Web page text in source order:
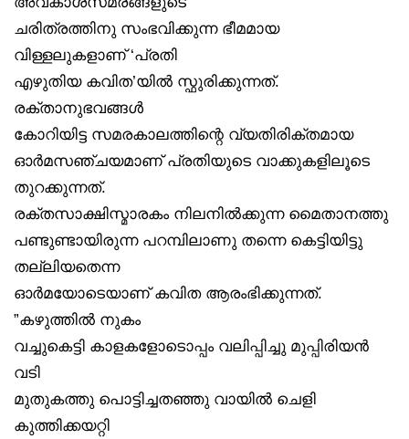
ചരിത്രത്തിനു സംഭവിക്കുന്ന ഭീമമായ
വിള്ളലുകളാണ് ‘പ്രതി
എഴുതിയ കവിത’യിൽ സ്ഫുരിക്കുന്നത്.
രക്താനുഭവങ്ങൾ
കോറിയിട്ട സമരകാലത്തിന്റെ വ്യതിരിക്തമായ
ഓർമസഞ്ചയമാണ് പ്രതിയുടെ വാക്കുകളിലൂടെ
തുറക്കുന്നത്.
രക്തസാക്ഷിസ്മാരകം നിലനിൽക്കുന്ന മൈതാനത്തു
പണ്ടുണ്ടായിരുന്ന പറമ്പിലാണു തന്നെ കെട്ടിയിട്ടു
തല്ലിയതെന്ന
ഓർമയോടെയാണ് കവിത ആരംഭിക്കുന്നത്.
”കഴുത്തിൽ നുകം
വച്ചുകെട്ടി കാളകളോടൊപ്പം വലിപ്പിച്ചു മുപ്പിരിയൻ
വടി
മുതുകത്തു പൊട്ടിച്ചതഞ്ഞു വായിൽ ചെളി
കുത്തിക്കയറ്റി